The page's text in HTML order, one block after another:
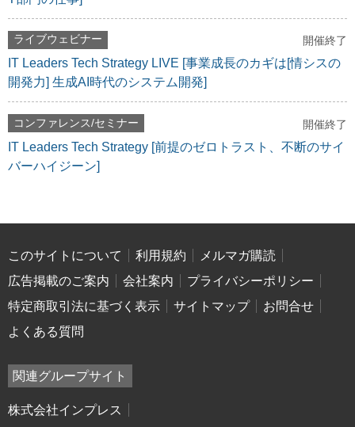
ライブウェビナー 開催終了
IT Leaders Tech Strategy LIVE [事業成長のカギは[情シスの
開発力] 生成AI時代のシステム開発]
コンファレンス/セミナー 開催終了
IT Leaders Tech Strategy [前提のゼロトラスト、不断のサイ
バーハイジーン]
このサイトについて 利用規約
メルマガ購読
広告掲載のご案内
会社案内
プライバシーポリシー
特定商取引法に基づく表示
サイトマップ
お問合せ
よくある質問
関連グループサイト
株式会社インプレス